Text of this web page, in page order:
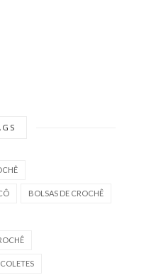
BOLSAS DE CROCHÊ
COLETES